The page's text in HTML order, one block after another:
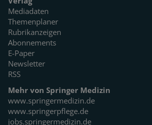
Mediadaten
Themenplaner
Rubrikanzeigen
Abonnements
E-Paper
Newsletter
RSS
Mehr von Springer Medizin
www.springermedizin.de
www.springerpflege.de
jobs.springermedizin.de